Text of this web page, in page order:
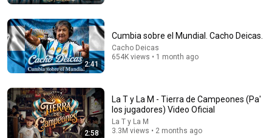
CUARTETO - ARGENTINA'S PARTY (OFFICIAL VIDEO)
Mundo River TV • 1.3M views
2:41
Cumbia sobre el Mundial. Cacho Deicas.
Cacho Deicas
654K views • 1 month ago
2:58
La T y La M - Tierra de Campeones (Pa'
los jugadores) Video Oficial
La T y La M
3.3M views • 2 months ago